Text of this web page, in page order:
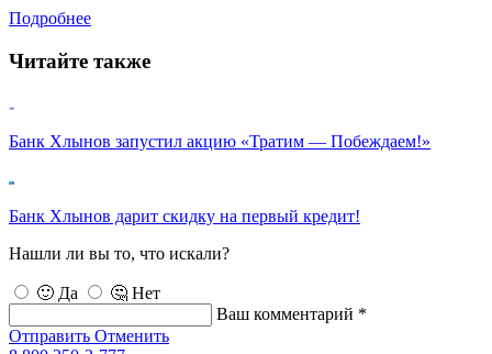
Подробнее
Читайте также
Банк Хлынов запустил акцию «Тратим — Побеждаем!»
Банк Хлынов дарит скидку на первый кредит!
Нашли ли вы то, что искали?
🙂 Да
🤔 Нет
Ваш комментарий *
Отправить Отменить